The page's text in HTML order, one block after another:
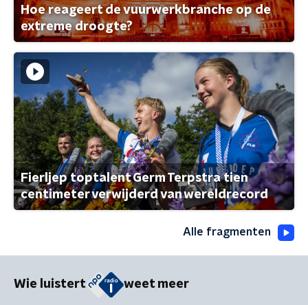
Hoe reageert de vuurwerkbranche op de
extreme droogte?
Fierljep toptalent Germ Terpstra tien
centimeter verwijderd van wereldrecord
Alle fragmenten
Wie luistert weet meer